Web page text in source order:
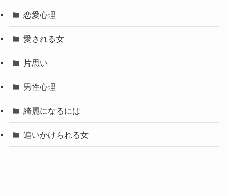
恋愛心理
愛される女
片思い
男性心理
綺麗になるには
追いかけられる女